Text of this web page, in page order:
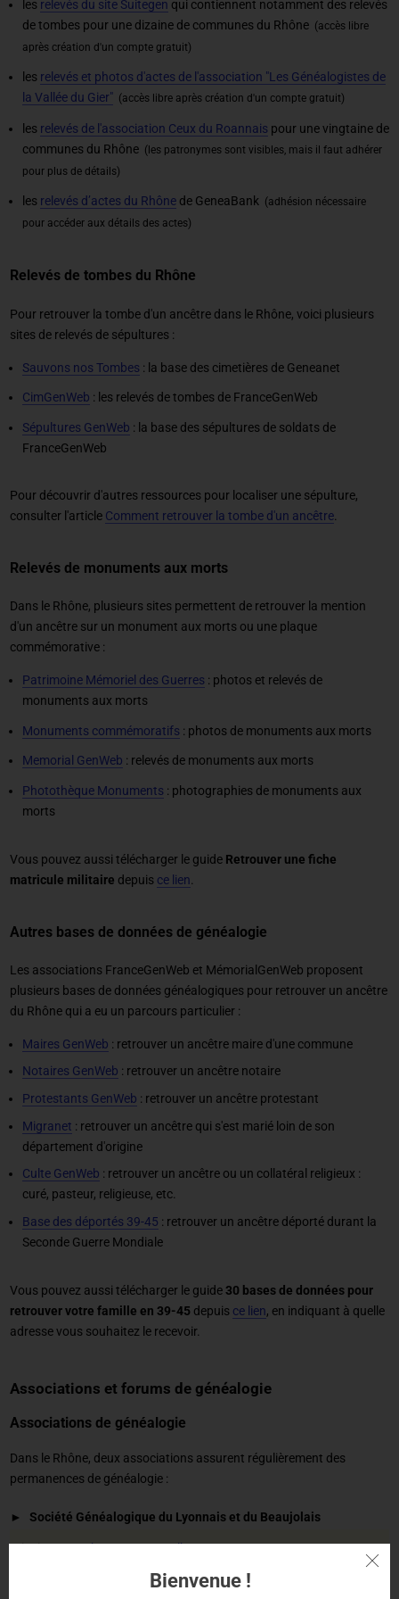
les relevés du site Suitegen qui contiennent notamment des relevés
de tombes pour une dizaine de communes du Rhône (accès libre
après création d'un compte gratuit)
les relevés et photos d'actes de l'association "Les Généalogistes de
la Vallée du Gier" (accès libre après création d'un compte gratuit)
les relevés de l'association Ceux du Roannais pour une vingtaine de
communes du Rhône (les patronymes sont visibles, mais il faut adhérer
pour plus de détails)
les relevés d’actes du Rhônede GeneaBank (adhésion nécessaire
pour accéder aux détails des actes)
Relevés de tombes du Rhône
Pour retrouver la tombe d'un ancêtre dans le Rhône, voici plusieurs
sites de relevés de sépultures :
Sauvons nos Tombes : la base des cimetières de Geneanet
CimGenWeb : les relevés de tombes de FranceGenWeb
Sépultures GenWeb : la base des sépultures de soldats de
FranceGenWeb
Pour découvrir d'autres ressources pour localiser une sépulture,
consulter l'article Comment retrouver la tombe d'un ancêtre.
Relevés de monuments aux morts
Dans le Rhône, plusieurs sites permettent de retrouver la mention
d'un ancêtre sur un monument aux morts ou une plaque
commémorative :
Patrimoine Mémoriel des Guerres : photos et relevés de
monuments aux morts
Monuments commémoratifs : photos de monuments aux morts
Memorial GenWeb : relevés de monuments aux morts
Photothèque Monuments : photographies de monuments aux
morts
Vous pouvez aussi télécharger le guide Retrouver une fiche
matricule militaire depuis ce lien
Autres bases de données de généalogie
Les associations FranceGenWeb et MémorialGenWeb proposent
plusieurs bases de données généalogiques pour retrouver un ancêtre
du Rhône qui a eu un parcours particulier :
Maires GenWeb : retrouver un ancêtre maire d'une commune
Notaires GenWeb : retrouver un ancêtre notaire
Protestants GenWeb : retrouver un ancêtre protestant
Migranet : retrouver un ancêtre qui s'est marié loin de son
département d'origine
Culte GenWeb : retrouver un ancêtre ou un collatéral religieux :
curé, pasteur, religieuse, etc.
Base des déportés 39-45 : retrouver un ancêtre déporté durant la
Seconde Guerre Mondiale
Vous pouvez aussi télécharger le guide30 bases de données pour
retrouver votre famille en 39-45 depuis ce lien, en indiquant à quelle
adresse vous souhaitez le recevoir.
Associations et forums de généalogie
Associations de généalogie
Dans le Rhône, deux associations assurent régulièrement des
permanences de généalogie :
Société Généalogique du Lyonnais et du Beaujolais
Site internet :https://www.sglb.org/
Adresse : 39 bis, rue de Marseille 69007 Lyon
Bienvenue !